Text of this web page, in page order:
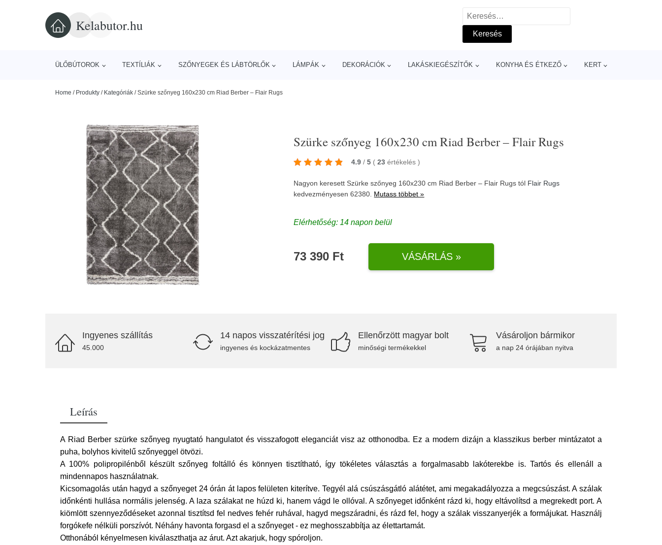
Kelabutor.hu
Keresés:
ÜLŐBÚTOROK TEXTÍLIÁK SZŐNYEGEK ÉS LÁBTÖRLŐK LÁMPÁK DEKORÁCIÓK LAKÁSKIEGÉSZÍTŐK KONYHA ÉS ÉTKEZŐ KERT
Home / Produkty / Kategóriák /Szürke szőnyeg 160x230 cm Riad Berber – Flair Rugs
Szürke szőnyeg 160x230 cm Riad Berber – Flair Rugs
4.9 / 5 ( 23 értékelés)
Nagyon keresett Szürke szőnyeg 160x230 cm Riad Berber – Flair Rugs tól Flair Rugs
kedvezményesen 62380. Mutass többet »
Elérhetőség: 14 napon belül
73 390 Ft VÁSÁRLÁS »
Ingyenes szállítás
45.000
14 napos visszatérítési jog
ingyenes és kockázatmentes
Ellenőrzött magyar bolt
minőségi termékekkel
Vásároljon bármikor
a nap 24 órájában nyitva
Leírás
A Riad Berber szürke szőnyeg nyugtató hangulatot és visszafogott eleganciát visz az otthonodba. Ez a modern dizájn a klasszikus berber mintázatot a
puha, bolyhos kivitelű szőnyeggel ötvözi.
A 100% polipropilénből készült szőnyeg foltálló és könnyen tisztítható, így tökéletes választás a forgalmasabb lakóterekbe is. Tartós és ellenáll a
mindennapos használatnak.
Kicsomagolás után hagyd a szőnyeget 24 órán át lapos felületen kiterítve. Tegyél alá csúszásgátló alátétet, ami megakadályozza a megcsúszást. A szálak
időnkénti hullása normális jelenség. A laza szálakat ne húzd ki, hanem vágd le ollóval. A szőnyeget időnként rázd ki, hogy eltávolítsd a megrekedt port. A
kiömlött szennyeződéseket azonnal tisztítsd fel nedves fehér ruhával, hagyd megszáradni, és rázd fel, hogy a szálak visszanyerjék a formájukat. Használj
forgókefe nélküli porszívót. Néhány havonta forgasd el a szőnyeget - ez meghosszabbítja az élettartamát.
Otthonából kényelmesen kiválaszthatja az árut. Azt akarjuk, hogy spóroljon.